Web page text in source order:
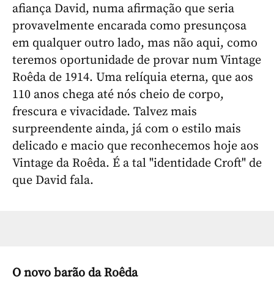
afiança David, numa afirmação que seria
provavelmente encarada como presunçosa
em qualquer outro lado, mas não aqui, como
teremos oportunidade de provar num Vintage
Roêda de 1914. Uma relíquia eterna, que aos
110 anos chega até nós cheio de corpo,
frescura e vivacidade. Talvez mais
surpreendente ainda, já com o estilo mais
delicado e macio que reconhecemos hoje aos
Vintage da Roêda. É a tal "identidade Croft" de
que David fala.
O novo barão da Roêda